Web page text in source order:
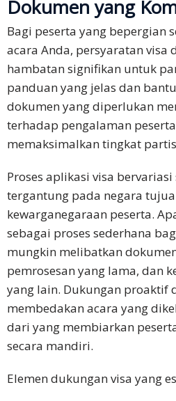
Dokumen yang
Bagi peserta yang bepergian
acara Anda, persyaratan visa
hambatan signifikan untuk
panduan yang jelas dan
dokumen yang diperlukan
terhadap pengalaman
memaksimalkan tingkat
Proses aplikasi visa
tergantung pada negara
kewarganegaraan peserta.
sebagai proses sederhana
mungkin melibatkan
pemrosesan yang lama, dan
yang lain. Dukungan proaktif
membedakan acara yang
dari yang membiarkan
secara mandiri.
Elemen dukungan visa yang